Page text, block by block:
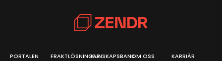
PORTALEN
FRAKTLÖSNINGARKUNSKAPSBANKOM OSS
KARRIÄR